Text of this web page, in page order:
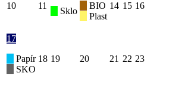
10 11
Sklo
BIO
Plast
14 15 16
17
Papír
SKO
18 19 20 21 22 23